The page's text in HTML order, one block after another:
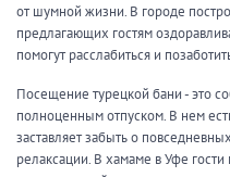
На берегу водоема
Комната отдыха
Сеновал
от шумной жизни. В городе
предлагающих гостям
помогут расслабиться и
Посещение турецкой бани - это
полноценным отпуском. В нем
заставляет забыть о
релаксации. В хамаме в Уфе